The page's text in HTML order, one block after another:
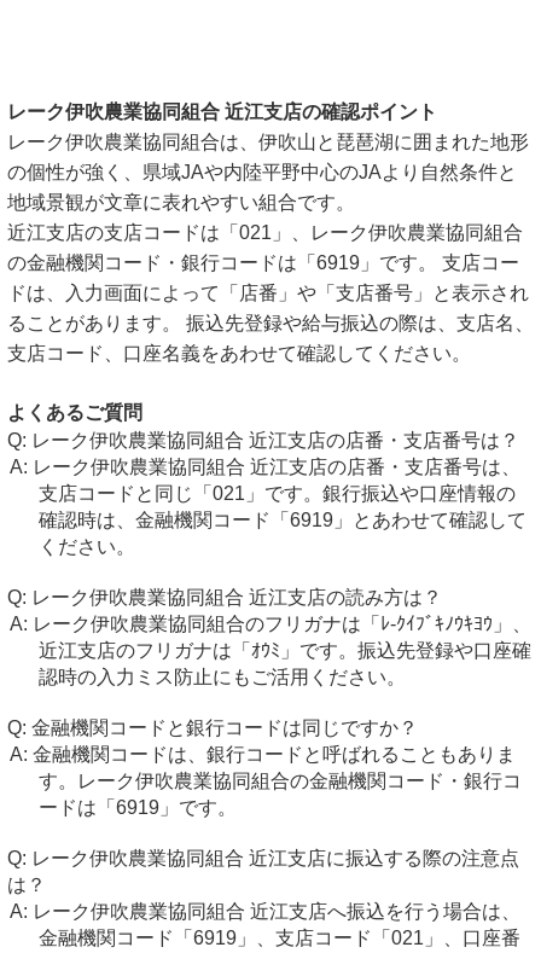
レーク伊吹農業協同組合 近江支店の確認ポイント
レーク伊吹農業協同組合は、伊吹山と琵琶湖に囲まれた地形
の個性が強く、県域JAや内陸平野中心のJAより自然条件と
地域景観が文章に表れやすい組合です。
近江支店の支店コードは「021」、レーク伊吹農業協同組合
の金融機関コード・銀行コードは「6919」です。 支店コー
ドは、入力画面によって「店番」や「支店番号」と表示され
ることがあります。 振込先登録や給与振込の際は、支店名、
支店コード、口座名義をあわせて確認してください。
よくあるご質問
レーク伊吹農業協同組合 近江支店の店番・支店番号は？
レーク伊吹農業協同組合 近江支店の店番・支店番号は、
支店コードと同じ「021」です。銀行振込や口座情報の
確認時は、金融機関コード「6919」とあわせて確認して
ください。
レーク伊吹農業協同組合 近江支店の読み方は？
レーク伊吹農業協同組合のフリガナは「ﾚ-ｸｲﾌﾞｷﾉｳｷﾖｳ」、
近江支店のフリガナは「ｵｳﾐ」です。振込先登録や口座確
認時の入力ミス防止にもご活用ください。
金融機関コードと銀行コードは同じですか？
金融機関コードは、銀行コードと呼ばれることもありま
す。レーク伊吹農業協同組合の金融機関コード・銀行コ
ードは「6919」です。
レーク伊吹農業協同組合 近江支店に振込する際の注意点
は？
レーク伊吹農業協同組合 近江支店へ振込を行う場合は、
金融機関コード「6919」、支店コード「021」、口座番